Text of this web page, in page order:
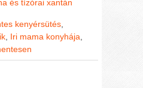
és tízórai xantán
kenyérsütés
Iri mama konyhája